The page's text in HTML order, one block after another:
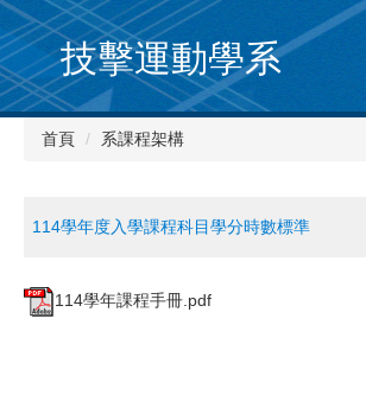
跳
到
主
要
內
技擊運動學系
首頁 系課程架構
114學年度入學課程科目學分時數標準
114學年課程手冊.pdf